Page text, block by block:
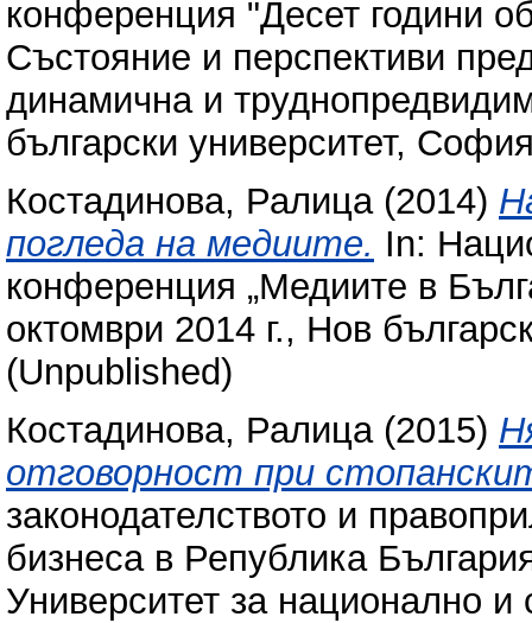
конференция "Десет години
Състояние и перспективи
динамична и
български университет,
Костадинова, Ралица(2014)
погледа на медиите. In:
конференция „Медиите в
октомври 2014 г., Нов
(Unpublished)
Костадинова, Ралица(2015)
отговорност при
законодателството и
бизнеса в Република
Университет за национално